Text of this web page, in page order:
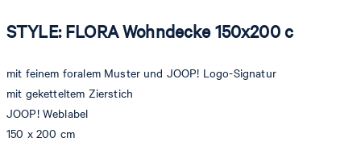
STYLE: FLORA Wohndecke 150x200 c
mit feinem foralem Muster und JOOP! Logo-Signatur
mit geketteltem Zierstich
JOOP! Weblabel
150 x 200 cm